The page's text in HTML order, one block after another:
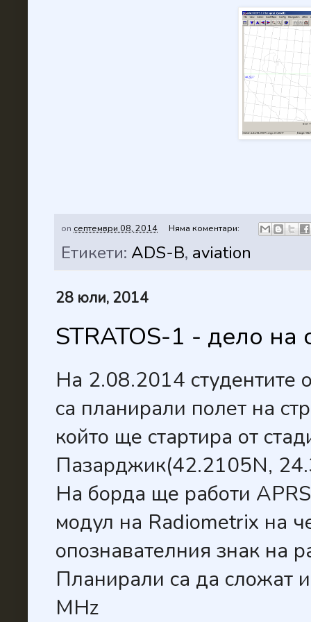
on септември 08, 2014 Няма коментари:
Етикети: ADS-B, aviation
28 юли, 2014
STRATOS-1 - дело на
На 2.08.2014 студентите
са планирали полет на
който ще стартира от
Пазарджик(42.2105N,
На борда ще работи
модул на Radiometrix на
опознавателния знак на
Планирали са да сложат
MHz